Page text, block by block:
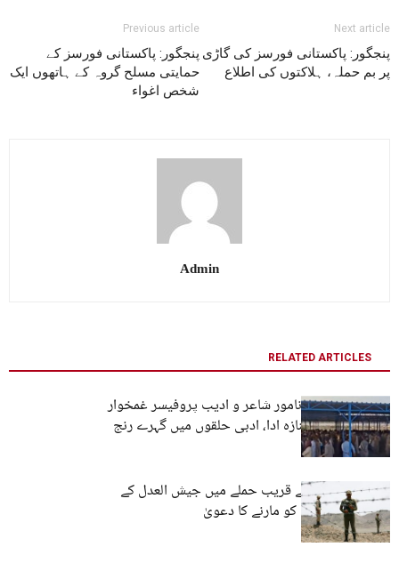
Previous article
پنجگور: پاکستانی فورسز کے
حمایتی مسلح گروہ کے ہاتھوں ایک
شخص اغواء
Next article
پنجگور: پاکستانی فورسز کی گاڑی
پر بم حملہ، ہلاکتوں کی اطلاع
Admin
RELATED ARTICLES
براہوئی زبان کے نامور شاعر و ادیب پروفیسر غمخوار
حیات کی نمازِ جنازہ ادا، ادبی حلقوں میں گہرے رنج
و غم کا اظہار
ایران کا سرحد کے قریب حملے میں جیش العدل کے
متعدد جنگجوؤں کو مارنے کا دعویٰ